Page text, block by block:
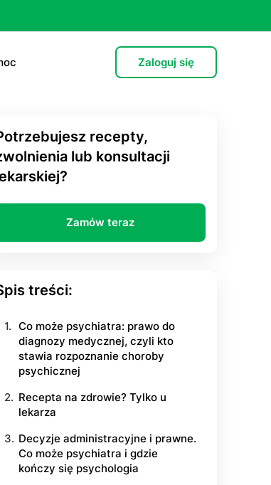
(dorośli)
Zaloguj się
recepty,
lub konsultacji
Zamów teraz
treści:
Co może psychiatra: prawo do
diagnozy medycznej, czyli kto
stawia rozpoznanie choroby
psychicznej
Recepta na zdrowie? Tylko u
lekarza
Decyzje administracyjne i prawne.
Co może psychiatra i gdzie
kończy się psychologia